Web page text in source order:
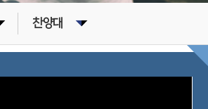
찬양대